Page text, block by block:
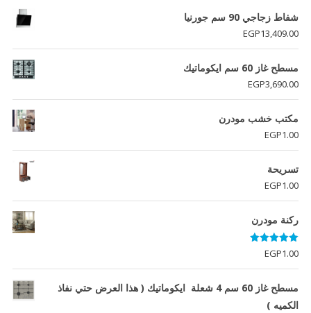
شفاط زجاجي 90 سم جورنيا
EGP13,409.00
مسطح غاز 60 سم ايكوماتيك
EGP3,690.00
مكتب خشب مودرن
EGP1.00
تسريحة
EGP1.00
ركنة مودرن
تم التقييم
5.00
من 5
EGP1.00
مسطح غاز 60 سم 4 شعلة ايكوماتيك ( هذا العرض حتي نفاذ
الكميه )